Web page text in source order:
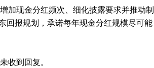
加现金分红频次、细化披露要求并推动制
回报规划，承诺每年现金分红规模尽可能
收到回复。